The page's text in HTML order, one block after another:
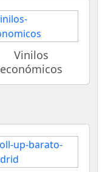
Vinilos
económicos